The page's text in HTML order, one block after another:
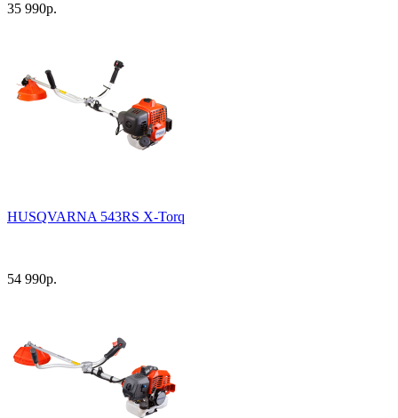
35 990р.
HUSQVARNA 543RS X-Torq
54 990р.